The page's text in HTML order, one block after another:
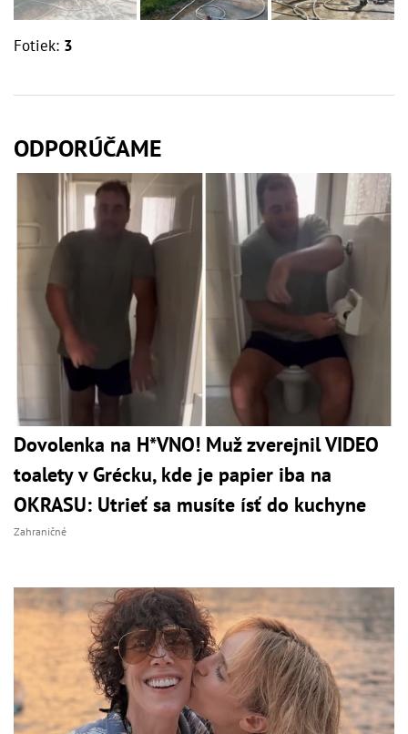
Fotiek: 3
ODPORÚČAME
Dovolenka na H*VNO! Muž zverejnil VIDEO
toalety v Grécku, kde je papier iba na
OKRASU: Utrieť sa musíte ísť do kuchyne
Zahraničné